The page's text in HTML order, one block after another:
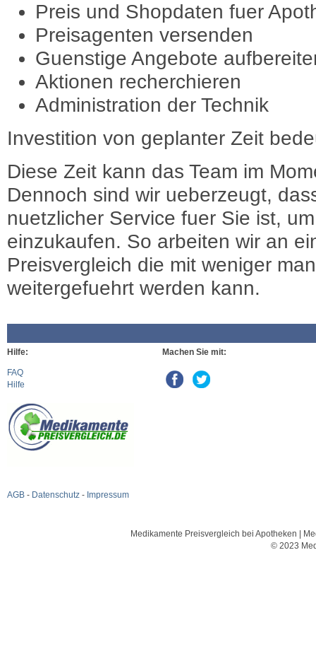
Preis und Shopdaten fuer
Preisagenten versenden
Guenstige Angebote
Aktionen recherchieren
Administration der Technik
Investition von geplanter Zeit
Diese Zeit kann das Team im
Dennoch sind wir ueberzeugt,
nuetzlicher Service fuer Sie ist,
einzukaufen. So arbeiten wir an
Preisvergleich die mit weniger
weitergefuehrt werden kann.
Hilfe:
FAQ
Hilfe
AGB - Datenschutz - Impressum
Machen Sie mit:
Medikamente Preisvergleich bei Apotheken |
© 2023